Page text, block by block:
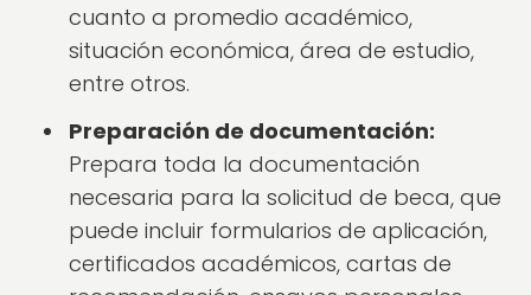
cuanto a promedio académico,
situación económica, área de estudio,
entre otros.
Preparación de documentación:
Prepara toda la documentación
necesaria para la solicitud de beca, que
puede incluir formularios de aplicación,
certificados académicos, cartas de